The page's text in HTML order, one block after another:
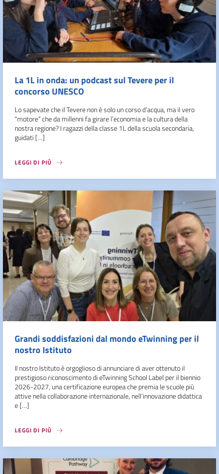
La 1L in onda: un podcast sul Tevere per il
concorso UNESCO
Lo sapevate che il Tevere non è solo un corso d’acqua, ma il vero
“motore” che da millenni fa girare l’economia e la cultura della
nostra regione? I ragazzi della classe 1L della scuola secondaria,
guidati […]
LEGGI DI PIÙ
Grandi soddisfazioni dal mondo eTwinning per il
nostro Istituto
Il nostro Istituto è orgoglioso di annunciare di aver ottenuto il
prestigioso riconoscimento di eTwinning School Label per il biennio
2026-2027, una certificazione europea che premia le scuole più
attive nella collaborazione internazionale, nell’innovazione didattica
e […]
LEGGI DI PIÙ